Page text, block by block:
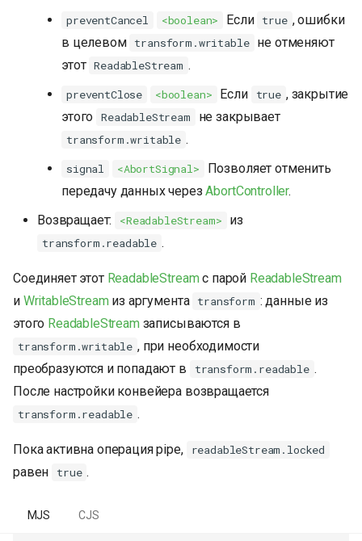
preventCancel <boolean> Если true , ошибки
в целевом transform.writable не отменяют
этот ReadableStream .
preventClose <boolean> Если true , закрытие
этого ReadableStream не закрывает
transform.writable .
signal <AbortSignal>
Позволяет отменить
передачу данных черезAbortController.
Возвращает:
<ReadableStream> из
transform.readable .
Соединяет этот ReadableStream с парой ReadableStream
и WritableStream из аргумента transform : данные из
этого ReadableStream записываются в
transform.writable , при необходимости
преобразуются и попадают в
transform.readable .
После настройки конвейера возвращается
transform.readable .
Пока активна операция pipe, readableStream.locked
равен true .
MJS CJS